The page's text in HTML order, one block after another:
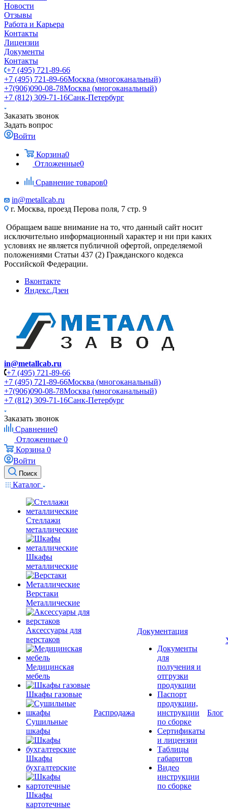
Новости
Отзывы
Работа и Карьера
Контакты
Лицензии
Документы
Контакты
+7 (495) 721-89-66
+7 (495) 721-89-66Москва (многоканальный)
+7(906)090-08-78Москва (многоканальный)
+7 (812) 309-71-16Санк-Петербург
Заказать звонок
Задать вопрос
Войти
Корзина0
Отложенные0
Сравнение товаров0
in@metallcab.ru
г. Москва, проезд Перова поля, 7 стр. 9
Обращаем ваше внимание на то, что данный сайт носит
исключительно информационный характер и ни при каких
условиях не является публичной офертой, определяемой
положениями Статьи 437 (2) Гражданского кодекса
Российской Федерации.
Вконтакте
Яндекс.Дзен
in@metallcab.ru
+7 (495) 721-89-66
+7 (495) 721-89-66Москва (многоканальный)
+7(906)090-08-78Москва (многоканальный)
+7 (812) 309-71-16Санк-Петербург
Заказать звонок
Сравнение0
Отложенные 0
Корзина 0
Войти
Поиск
Каталог
Стеллажи
металлические
Шкафы
металлические
Верстаки
Металлические
Аксессуары для
верстаков
Медицинская
мебель
Шкафы газовые
Сушильные
шкафы
Шкафы
бухгалтерские
Шкафы
картотечные
Распродажа
Документация
Документы
для
получения и
отгрузки
продукции
Паспорт
продукции,
инструкции
по сборке
Сертификаты
и лицензии
Таблицы
габаритов
Видео
инструкции
по сборке
Блог